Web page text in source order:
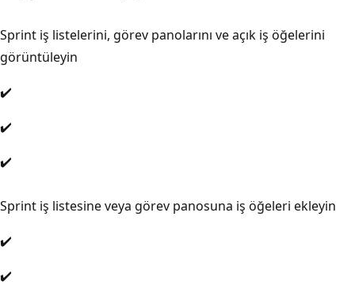
Sprint iş listelerini, görev panolarını ve açık iş öğelerini
görüntüleyin
✔️
✔️
✔️
Sprint iş listesine veya görev panosuna iş öğeleri ekleyin
✔️
✔️